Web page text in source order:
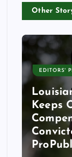
Other
EDITORS'
Keeps